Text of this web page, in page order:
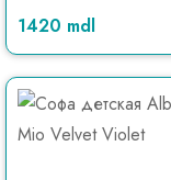
1420 mdl